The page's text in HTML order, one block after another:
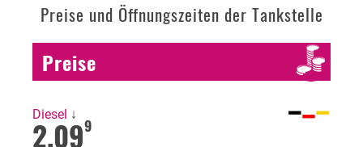
Motorradversicherung
Bußgeldrechner
Falsch getankt
Diesel oder Benzin?
Preise und Öffnungszeiten der Tankstelle
Preise
Diesel ↓
2,099